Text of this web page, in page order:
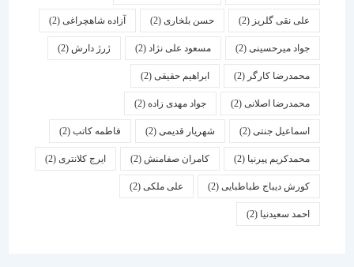
علی نقی گلریز(2) حسن بلخاری(2) آزاده شاهچراغی(2)
جواد میرحسینی(2) مسعود علی نژاد(2) ژرژ دارش (2)
محمدرضا کارگر(2) ابراهیم حقیقی(2)
محمدرضا اصلانی(2) جواد مهدی زاده(2)
اسماعیل جنتی(2) شهریار قدیمی(2) فاطمه کاتب(2)
محمدکریم پیرنیا (2) کامران صفامنش(2) ایرج کلانتری (2)
کورش دیباج طباطبایی(2) علی ملکی(2)
احمد سعیدنیا (2)